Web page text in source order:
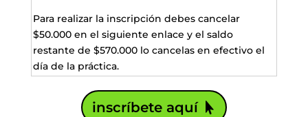
Para realizar la inscripción debes cancelar
$50.000 en el siguiente enlace y el saldo
restante de $570.000 lo cancelas en efectivo el
día de la práctica.
inscríbete aquí